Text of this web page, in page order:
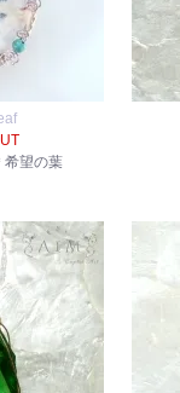
希望の葉